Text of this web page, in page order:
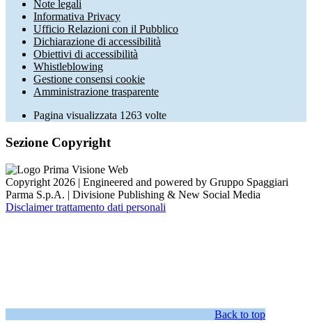
Note legali
Informativa Privacy
Ufficio Relazioni con il Pubblico
Dichiarazione di accessibilità
Obiettivi di accessibilità
Whistleblowing
Gestione consensi cookie
Amministrazione trasparente
Pagina visualizzata 1263 volte
Sezione Copyright
Copyright 2026 | Engineered and powered by Gruppo Spaggiari
Parma S.p.A. | Divisione Publishing & New Social Media
Disclaimer trattamento dati personali
Back to top